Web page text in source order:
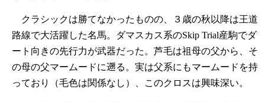
クラシックは勝てなかったものの、３歳の秋以降は王道
路線で大活躍した名馬。ダマスカス系のSkip Trial産駒でダ
ート向きの先行力が武器だった。芦毛は祖母の父から、そ
の母の父マームードに遡る。実は父系にもマームードを持
っており（毛色は関係なし）、このクロスは興味深い。